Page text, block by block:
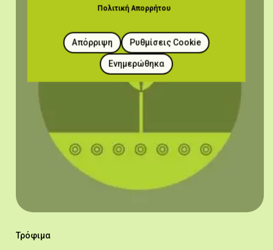
Τρόφιμα
Πολιτική Απορρήτου
Ρυθμίσεις Cookie
Απόρριψη
Ενημερώθηκα